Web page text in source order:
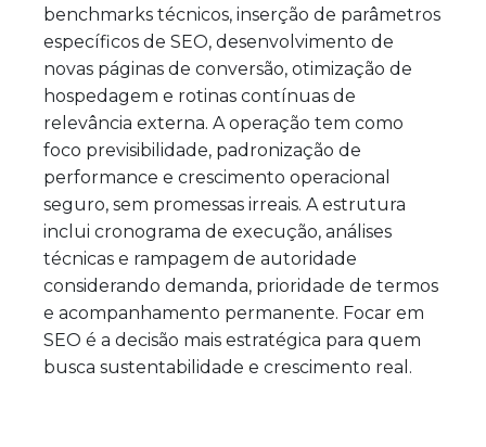
benchmarks técnicos, inserção de parâmetros
específicos de SEO, desenvolvimento de
novas páginas de conversão, otimização de
hospedagem e rotinas contínuas de
relevância externa. A operação tem como
foco previsibilidade, padronização de
performance e crescimento operacional
seguro, sem promessas irreais. A estrutura
inclui cronograma de execução, análises
técnicas e rampagem de autoridade
considerando demanda, prioridade de termos
e acompanhamento permanente. Focar em
SEO é a decisão mais estratégica para quem
busca sustentabilidade e crescimento real.